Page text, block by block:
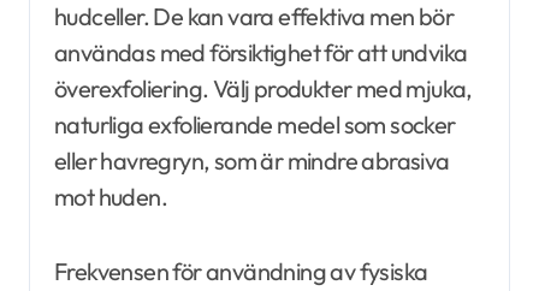
hudceller. De kan vara effektiva men bör
användas med försiktighet för att undvika
överexfoliering. Välj produkter med mjuka,
naturliga exfolierande medel som socker
eller havregryn, som är mindre abrasiva
mot huden.
Frekvensen för användning av fysiska